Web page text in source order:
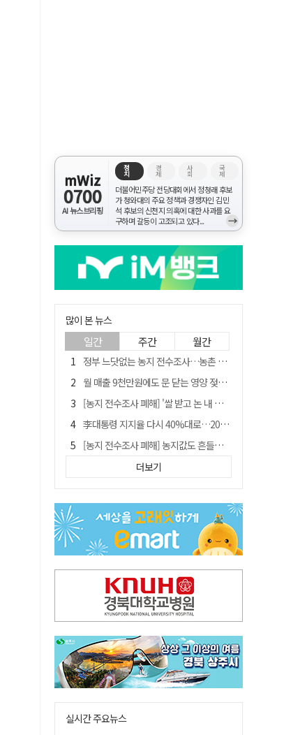
mWiz
0700
AI 뉴스브리핑
정
치
경
제
사
회
국
제
더불어민주당 전당대회에서 정청래 후보
가 청와대의 주요 정책과 경쟁자인 김민
석 후보의 신천지 의혹에 대한 사과를 요
구하며 갈등이 고조되고 있다...
→
많이 본 뉴스
일간 주간 월간
정부 느닷없는 농지 전수조사…농촌 들쑤시는 '경자유전'의 칼날
월 매출 9천만원에도 문 닫는 영양 젖소농장… "일할 사람이 없어"
[농지 전수조사 폐해] '쌀 받고 논 내 준' 도지농 이제 어쩌나?
李대통령 지지율 다시 40%대로…20대는 18.8%p 급락
[농지 전수조사 폐해] 농지값도 흔들리나…"도지 막히면 헐값 매물 나올 수도"
유승민 "尹 졸업한 서울대 법대·충암고도 없애야"…李 육사 통합 직격
국민 51.9% "李 대통령 재판 재개 필요하다"
경북 영천시, 9월부터 11월까지 반값 여행 혜택 제공
아쉬운 태클
더보기
실시간 주요뉴스